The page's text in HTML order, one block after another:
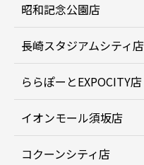
昭和記念公園店
長崎スタジアムシティ店
ららぽーとEXPOCITY店
イオンモール須坂店
コクーンシティ店